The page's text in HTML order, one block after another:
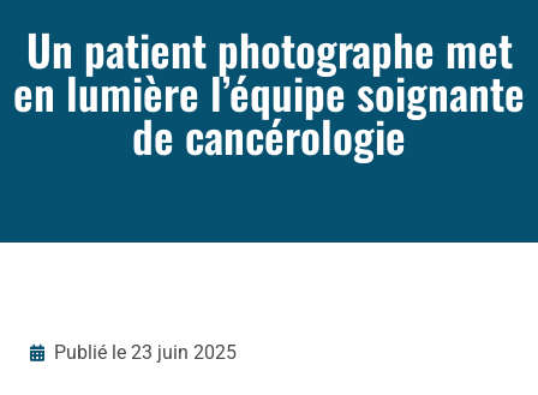
Un patient photographe met
en lumière l’équipe soignante
de cancérologie
Publié le 23 juin 2025